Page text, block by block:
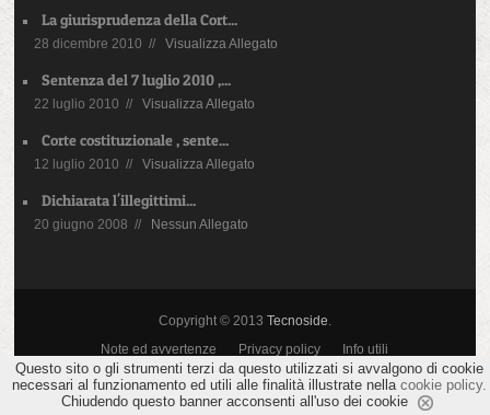
La giurisprudenza della Cort...
28 dicembre 2010 // Visualizza Allegato
Sentenza del 7 luglio 2010 ,...
22 luglio 2010 // Visualizza Allegato
Corte costituzionale , sente...
12 luglio 2010 // Visualizza Allegato
Dichiarata l'illegittimi...
20 giugno 2008 // Nessun Allegato
Copyright © 2013 Tecnoside
Note ed avvertenze
Privacy policy Info utili
Questo sito o gli strumenti terzi da questo utilizzati si avvalgono di cookie
necessari al funzionamento ed utili alle finalità illustrate nella cookie policy.
Chiudendo questo banner acconsenti all'uso dei cookie